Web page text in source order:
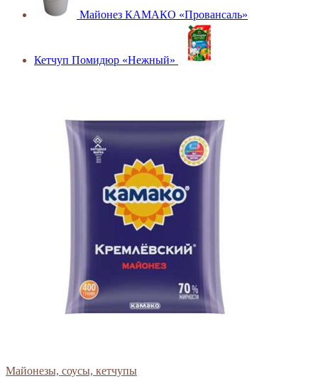
Майонез КАМАКО «Провансаль»
Кетчуп Помидюр «Нежный»
Майонезы, соусы, кетчупы